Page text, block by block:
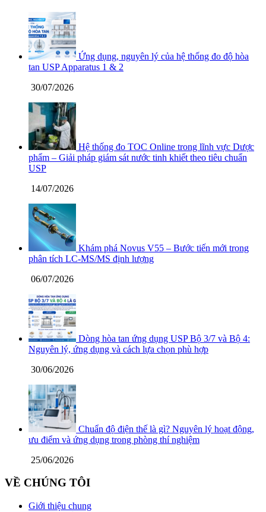
Ứng dụng, nguyên lý của hệ thống đo độ hòa
tan USP Apparatus 1 & 2
30/07/2026
Hệ thống đo TOC Online trong lĩnh vực Dược
phẩm – Giải pháp giám sát nước tinh khiết theo tiêu chuẩn
USP
14/07/2026
Khám phá Novus V55 – Bước tiến mới trong
phân tích LC-MS/MS định lượng
06/07/2026
Dòng hòa tan ứng dụng USP Bộ 3/7 và Bộ 4:
Nguyên lý, ứng dụng và cách lựa chọn phù hợp
30/06/2026
Chuẩn độ điện thế là gì? Nguyên lý hoạt động,
ưu điểm và ứng dụng trong phòng thí nghiệm
25/06/2026
VỀ CHÚNG TÔI
Giới thiệu chung